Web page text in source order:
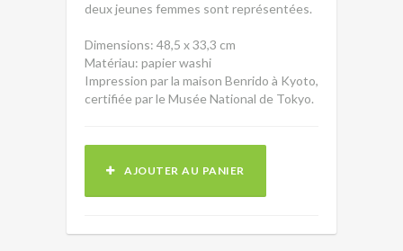
deux jeunes femmes sont représentées.
Dimensions: 48,5 x 33,3 cm
Matériau: papier washi
Impression par la maison Benrido à Kyoto,
certifiée par le Musée National de Tokyo.
AJOUTER AU PANIER